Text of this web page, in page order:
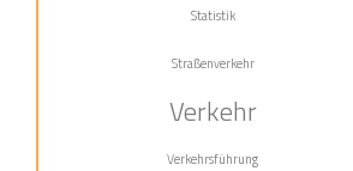
Statistik
Straßenverkehr
Verkehr
Verkehrsführung